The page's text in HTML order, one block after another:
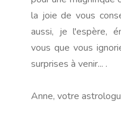
la joie de vous
aussi, je l'espère,
vous que vous
surprises à venir... .
Anne, votre